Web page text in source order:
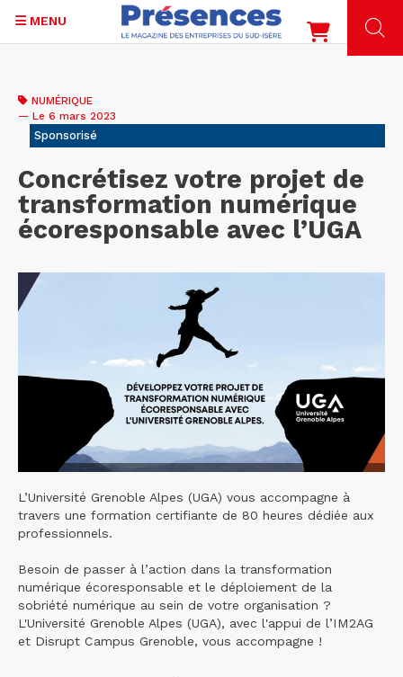
contenu
principal
MENU
NUMÉRIQUE
— Le 6 mars 2023
Sponsorisé
Concrétisez votre projet de
transformation numérique
écoresponsable avec l’UGA
L’Université Grenoble Alpes (UGA) vous accompagne à
travers une formation certifiante de 80 heures dédiée aux
professionnels.
Besoin de passer à l’action dans la transformation
numérique écoresponsable et le déploiement de la
sobriété numérique au sein de votre organisation ?
L'Université Grenoble Alpes (UGA), avec l'appui de l’IM2AG
et Disrupt Campus Grenoble, vous accompagne !